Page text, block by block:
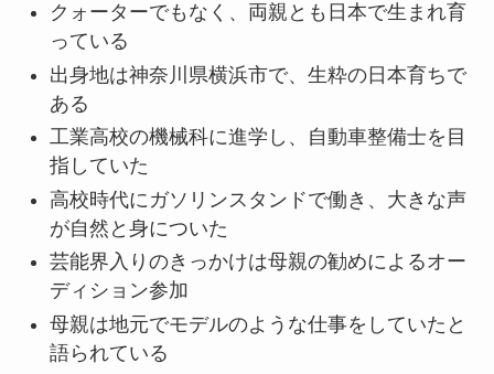
クォーターでもなく、両親とも日本で生まれ育
っている
出身地は神奈川県横浜市で、生粋の日本育ちで
ある
工業高校の機械科に進学し、自動車整備士を目
指していた
高校時代にガソリンスタンドで働き、大きな声
が自然と身についた
芸能界入りのきっかけは母親の勧めによるオー
ディション参加
母親は地元でモデルのような仕事をしていたと
語られている